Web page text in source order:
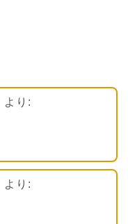
より:
より: